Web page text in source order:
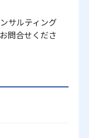
サルティング
問合せくださ